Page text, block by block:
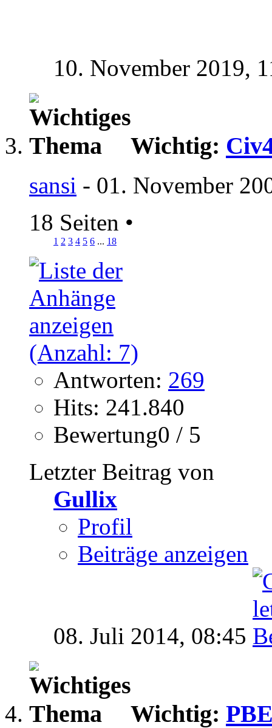
10. November 2019,
Wichtig:
sansi - 01. November
18 Seiten •
1 2 3 4 5 6 ... 18
Antworten: 269
Hits: 241.840
Bewertung0 / 5
Letzter Beitrag von
Gullix
Profil
Beiträge anzeigen
08. Juli 2014, 08:45
Wichtig: